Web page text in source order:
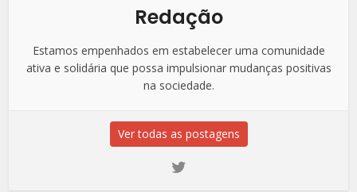
Redação
Estamos empenhados em estabelecer uma comunidade
ativa e solidária que possa impulsionar mudanças positivas
na sociedade.
Ver todas as postagens